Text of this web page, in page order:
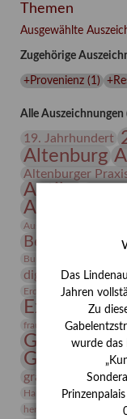
im
des
Themen
Ausgewählte
Zugehörige
+Provenienz(1 )
Alle Auszeichnungen
19. Jahrhundert
Altenburg
Altenburger
Antike
Ausstellung
Ausstellung „Vier Winde“
Bernhard
Burg Posterstein
digitallabor
Erdmann Julius Dietrich
frauen Frauen in
Gerhard-
Gerhard
grafische
Hanns-Conon von der
herman de vries
Das
Jahren
Zu
wurde das